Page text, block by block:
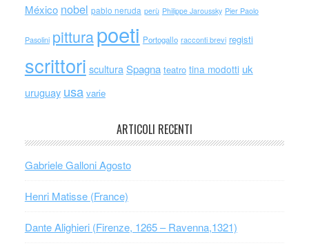
México nobel pablo neruda perù Philippe Jaroussky Pier Paolo
Pasolini pitturapoeti Portogallo racconti brevi registi
scrittori scultura Spagna teatro tina modotti uk
uruguay usa varie
ARTICOLI RECENTI
Gabriele Galloni Agosto
Henri Matisse (France)
Dante Alighieri (Firenze, 1265 – Ravenna,1321)